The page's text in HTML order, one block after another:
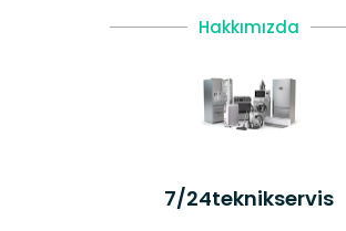
Hakkımızda
7/24teknikservis